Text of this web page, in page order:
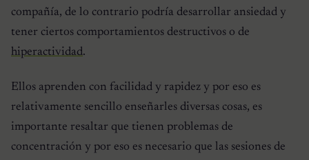
compañía, de lo contrario podría desarrollar ansiedad y
tener ciertos comportamientos destructivos o de
hiperactividad.
Ellos aprenden con facilidad y rapidez y por eso es
relativamente sencillo enseñarles diversas cosas, es
importante resaltar que tienen problemas de
concentración y por eso es necesario que las sesiones de